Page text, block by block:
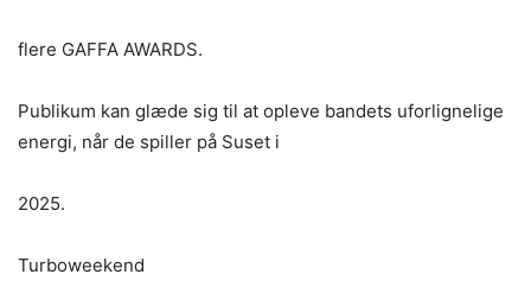
flere GAFFA AWARDS.
Publikum kan glæde sig til at opleve bandets uforlignelige
energi, når de spiller på Suset i
2025.
Turboweekend